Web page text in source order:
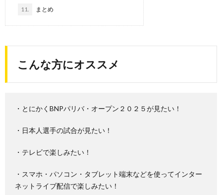
11. まとめ
こんな方にオススメ
・とにかくBNPパリバ・オープン２０２５が見たい！
・日本人選手の試合が見たい！
・テレビで楽しみたい！
・スマホ・パソコン・タブレット端末などを使ってインター
ネットライブ配信で楽しみたい！